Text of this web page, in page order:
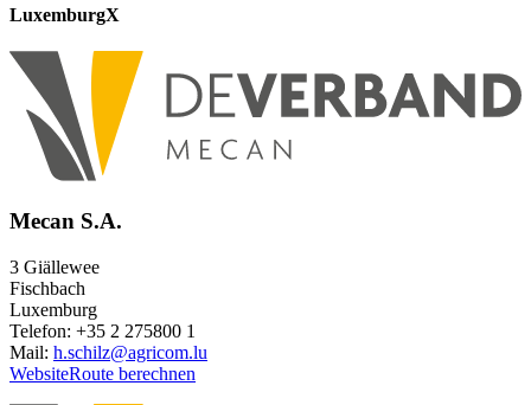
LuxemburgX
Mecan S.A.
3 Giällewee
Fischbach
Luxemburg
Telefon: +35 2 275800 1
Mail: h.schilz@agricom.lu
WebsiteRoute berechnen